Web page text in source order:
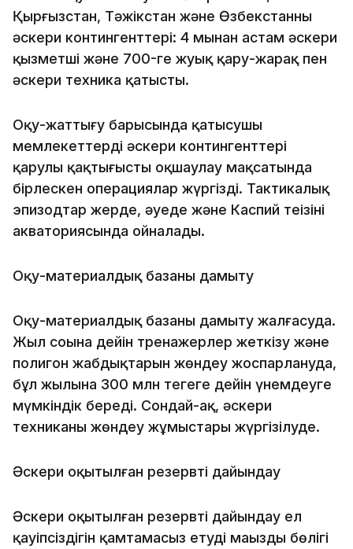
Қырғызстан, Тәжікстан және Өзбекстанның
әскери контингенттері: 4 мыңнан астам әскери
қызметші және 700-ге жуық қару-жарақ пен
әскери техника қатысты.
Оқу-жаттығу барысында қатысушы
мемлекеттердің әскери контингенттері
қарулы қақтығысты оқшаулау мақсатында
бірлескен операциялар жүргізді. Тактикалық
эпизодтар жерде, әуеде және Каспий теңізінің
акваториясында ойналады.
Оқу-материалдық базаны дамыту
Оқу-материалдық базаны дамыту жалғасуда.
Жыл соңына дейін тренажерлер жеткізу және
полигон жабдықтарын жөндеу жоспарлануда,
бұл жылына 300 млн теңгеге дейін үнемдеуге
мүмкіндік береді. Сондай-ақ, әскери
техниканы жөндеу жұмыстары жүргізілуде.
Әскери оқытылған резервті дайындау
Әскери оқытылған резервті дайындау ел
қауіпсіздігін қамтамасыз етудің маңызды бөлігі